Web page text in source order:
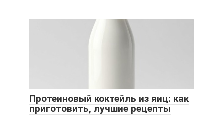
Протеиновый коктейль из яиц: как
приготовить, лучшие рецепты